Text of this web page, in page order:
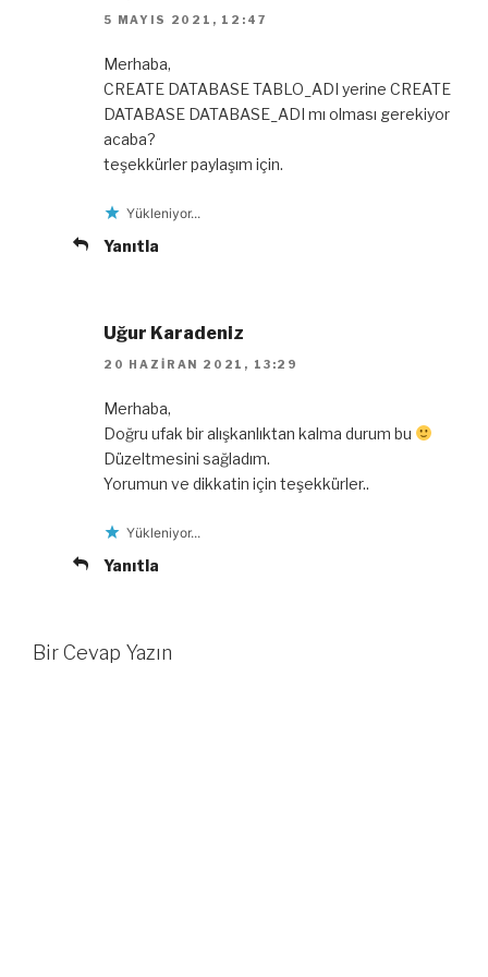
5 MAYIS 2021, 12:47
Merhaba,
CREATE DATABASE TABLO_ADI yerine CREATE
DATABASE DATABASE_ADI mı olması gerekiyor
acaba?
teşekkürler paylaşım için.
Yükleniyor...
Yanıtla
Uğur Karadeniz
20 HAZIRAN 2021, 13:29
Merhaba,
Doğru ufak bir alışkanlıktan kalma durum bu
Düzeltmesini sağladım.
Yorumun ve dikkatin için teşekkürler..
Yükleniyor...
Yanıtla
Bir Cevap Yazın